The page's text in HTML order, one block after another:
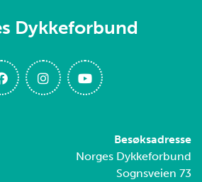
Dykkeforbund
Besøksadresse
Norges Dykkeforbund
Sognsveien 73